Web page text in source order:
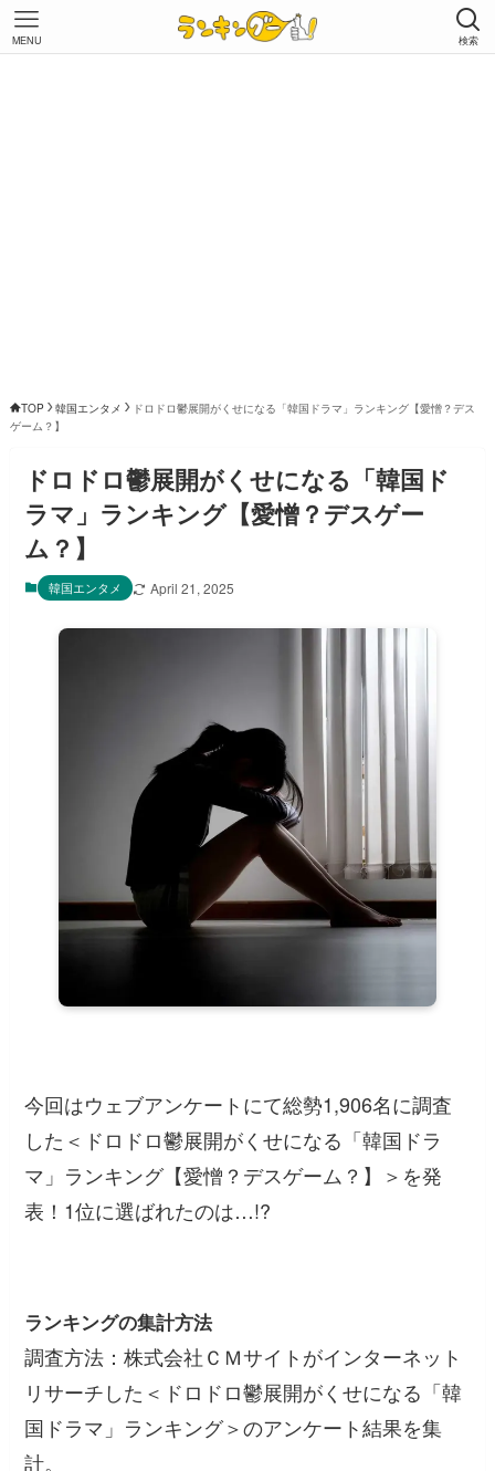
検索
MENU
TOP 韓国エンタメ
ドロドロ鬱展開がくせになる「韓国ドラマ」ランキング【愛憎？デス
ゲーム？】
ドロドロ鬱展開がくせになる「韓国ド
ラマ」ランキング【愛憎？デスゲー
ム？】
韓国エンタメ April 21, 2025
今回はウェブアンケートにて総勢1,906名に調査
した＜ドロドロ鬱展開がくせになる「韓国ドラ
マ」ランキング【愛憎？デスゲーム？】＞を発
表！1位に選ばれたのは…!?
ランキングの集計方法
調査方法：株式会社ＣＭサイトがインターネット
リサーチした＜ドロドロ鬱展開がくせになる「韓
国ドラマ」ランキング＞のアンケート結果を集
計。